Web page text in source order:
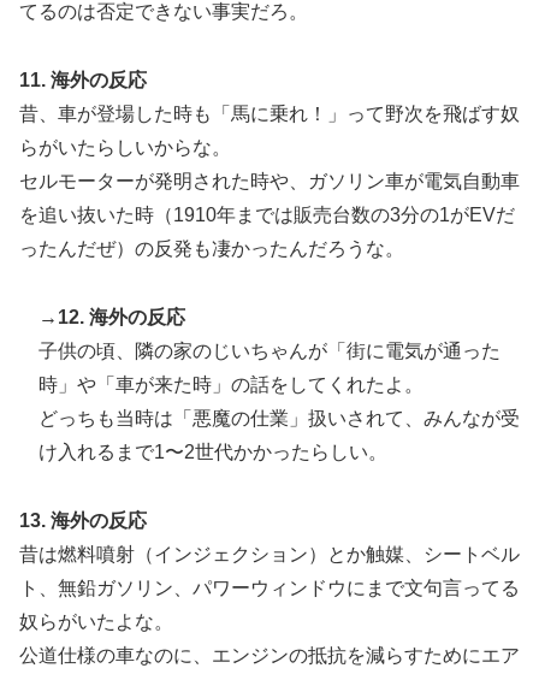
てるのは否定できない事実だろ。
11. 海外の反応
昔、車が登場した時も「馬に乗れ！」って野次を飛ばす奴
らがいたらしいからな。
セルモーターが発明された時や、ガソリン車が電気自動車
を追い抜いた時（1910年までは販売台数の3分の1がEVだ
ったんだぜ）の反発も凄かったんだろうな。
→12. 海外の反応
子供の頃、隣の家のじいちゃんが「街に電気が通った
時」や「車が来た時」の話をしてくれたよ。
どっちも当時は「悪魔の仕業」扱いされて、みんなが受
け入れるまで1〜2世代かかったらしい。
13. 海外の反応
昔は燃料噴射（インジェクション）とか触媒、シートベル
ト、無鉛ガソリン、パワーウィンドウにまで文句言ってる
奴らがいたよな。
公道仕様の車なのに、エンジンの抵抗を減らすためにエア